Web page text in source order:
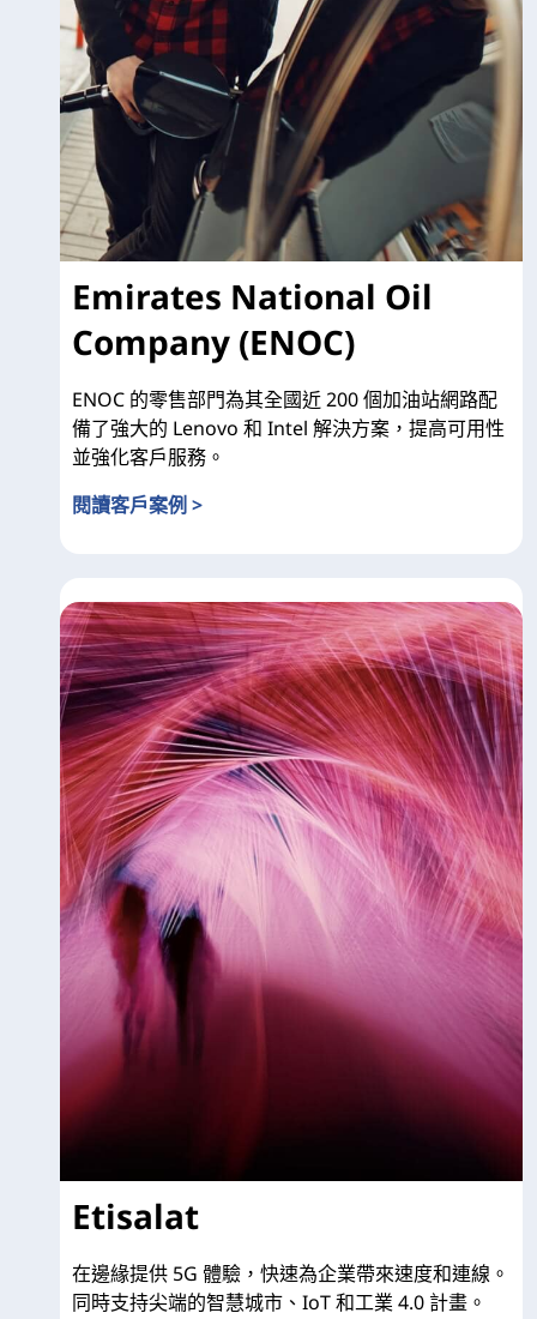
Emirates National Oil
Company (ENOC)
ENOC 的零售部門為其全國近 200 個加油站網路配
備了強大的 Lenovo 和 Intel 解決方案，提高可用性
並強化客戶服務。
閱讀客戶案例 >
Etisalat
在邊緣提供 5G 體驗，快速為企業帶來速度和連線。
同時支持尖端的智慧城市、IoT 和工業 4.0 計畫。